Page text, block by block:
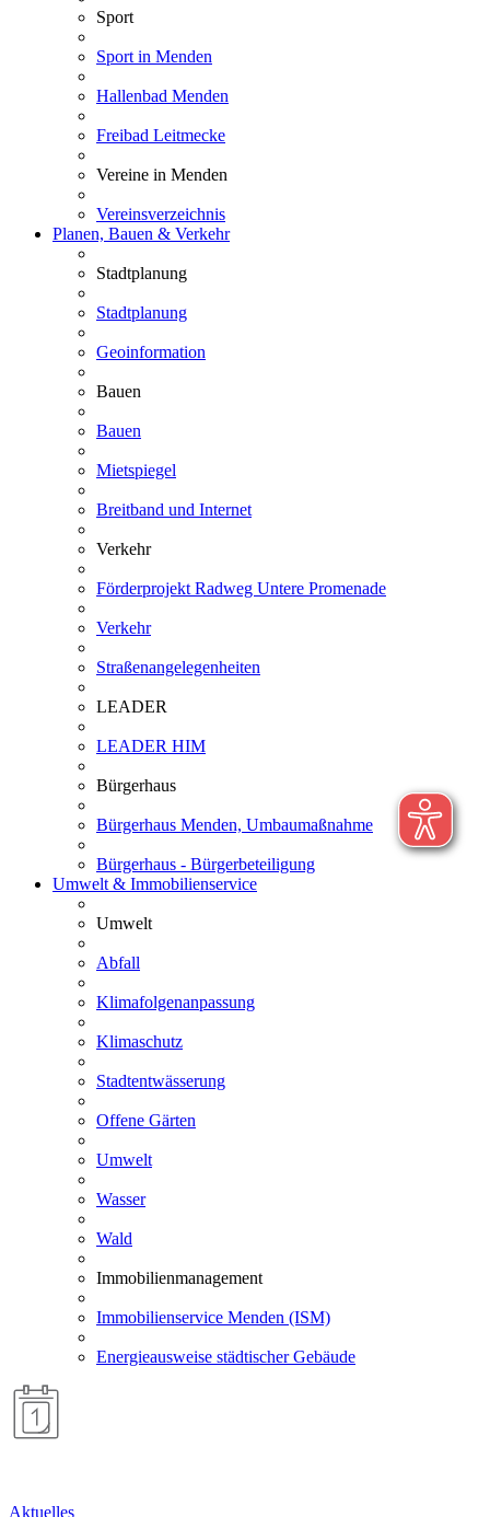
Sport
Sport in Menden
Hallenbad Menden
Freibad Leitmecke
Vereine in Menden
Vereinsverzeichnis
Planen, Bauen & Verkehr
Stadtplanung
Stadtplanung
Geoinformation
Bauen
Bauen
Mietspiegel
Breitband und Internet
Verkehr
Förderprojekt Radweg Untere Promenade
Verkehr
Straßenangelegenheiten
LEADER
LEADER HIM
Bürgerhaus
Bürgerhaus Menden, Umbaumaßnahme
Bürgerhaus - Bürgerbeteiligung
Umwelt & Immobilienservice
Umwelt
Abfall
Klimafolgenanpassung
Klimaschutz
Stadtentwässerung
Offene Gärten
Umwelt
Wasser
Wald
Immobilienmanagement
Immobilienservice Menden (ISM)
Energieausweise städtischer Gebäude
Aktuelles